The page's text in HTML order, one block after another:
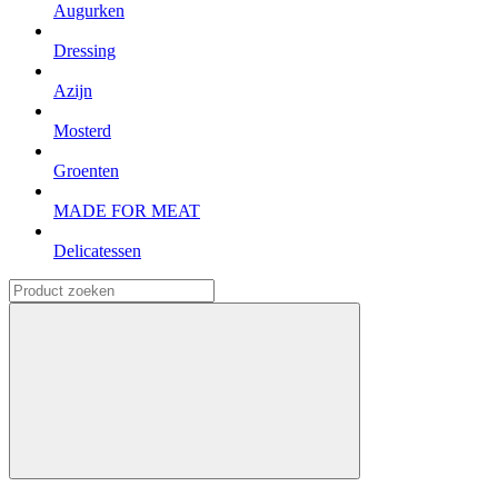
Augurken
Dressing
Azijn
Mosterd
Groenten
MADE FOR MEAT
Delicatessen